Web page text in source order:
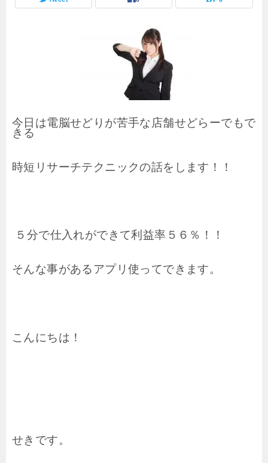
今日は電脳せどりが苦手な店舗せどらーでもで
きる
時短リサーチテクニックの話をします！！
５分で仕入れができて利益率５６％！！
そんな事があるアプリ使ってできます。
こんにちは！
せきです。